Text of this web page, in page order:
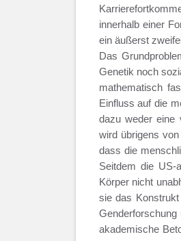
innerhalb einer
ein äußerst
Das
Genetik noch
mathematisch
Einfluss auf die
dazu weder eine
wird übrigens
dass die
Seitdem die US-
Körper nicht
sie das
akademische